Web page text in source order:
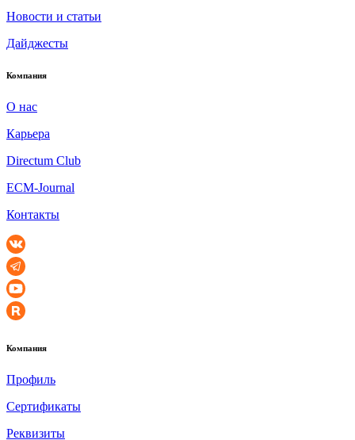
Новости и статьи
Дайджесты
Компания
О нас
Карьера
Directum Club
ECM-Journal
Контакты
Компания
Профиль
Сертификаты
Реквизиты